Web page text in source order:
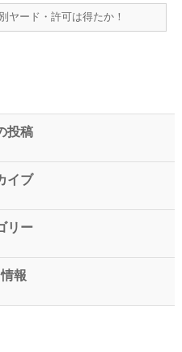
ヤード・許可は得たか！
投稿
イブ
リー
報